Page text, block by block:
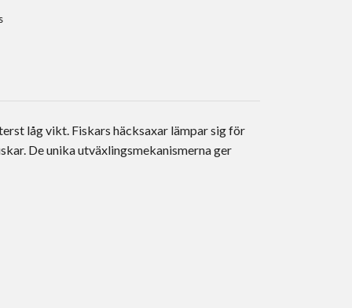
låg vikt. Fiskars häcksaxar lämpar sig för
De unika utväxlingsmekanismerna ger